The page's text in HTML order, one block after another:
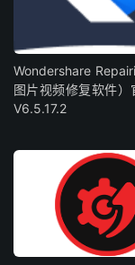
Wondershare
图片视频修复软件）
V6.5.17.2